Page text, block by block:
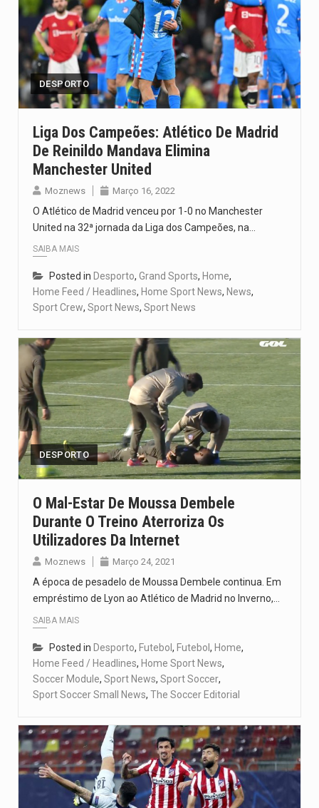
DESPORTO
Liga Dos Campeões: Atlético De Madrid
De Reinildo Mandava Elimina
Manchester United
Moznews Março 16, 2022
O Atlético de Madrid venceu por 1-0 no Manchester
United na 32ª jornada da Liga dos Campeões, na…
SAIBA MAIS
Posted in Desporto, Grand Sports, Home,
Home Feed / Headlines, Home Sport News, News,
Sport Crew, Sport News, Sport News
DESPORTO
O Mal-Estar De Moussa Dembele
Durante O Treino Aterroriza Os
Utilizadores Da Internet
Moznews Março 24, 2021
A época de pesadelo de Moussa Dembele continua. Em
empréstimo de Lyon ao Atlético de Madrid no Inverno,…
SAIBA MAIS
Posted in Desporto, Futebol , Futebol , Home,
Home Feed / Headlines, Home Sport News,
Soccer Module, Sport News, Sport Soccer,
Sport Soccer Small News, The Soccer Editorial